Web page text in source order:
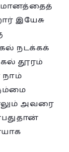
இயேசு
நடக்கக்
தூரம்
அவரை